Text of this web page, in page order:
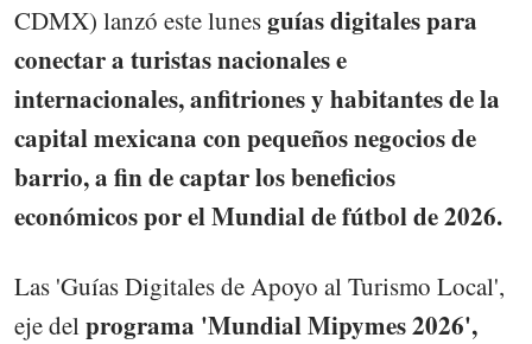
CDMX) lanzó este lunesguías digitales para
conectar a turistas nacionales e
internacionales, anfitriones y habitantes de la
capital mexicana con pequeños negocios de
barrio, a fin de captar los beneficios
económicos por el Mundial de fútbol de 2026.
Las 'Guías Digitales de Apoyo al Turismo Local',
eje del programa 'Mundial Mipymes 2026',